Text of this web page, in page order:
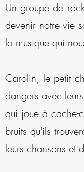
Un groupe de
devenir notre vie
la musique qui
Carolin, le petit
dangers avec
qui joue à cache-
bruits qu'ils
leurs chansons et